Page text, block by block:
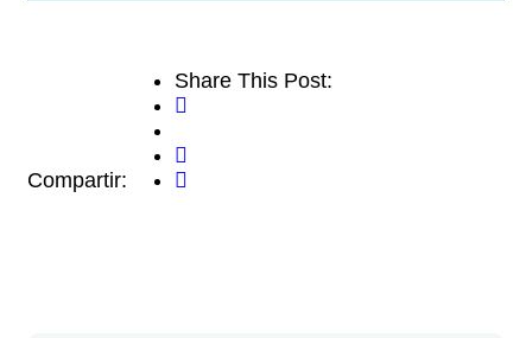
Compartir:
Share This Post: